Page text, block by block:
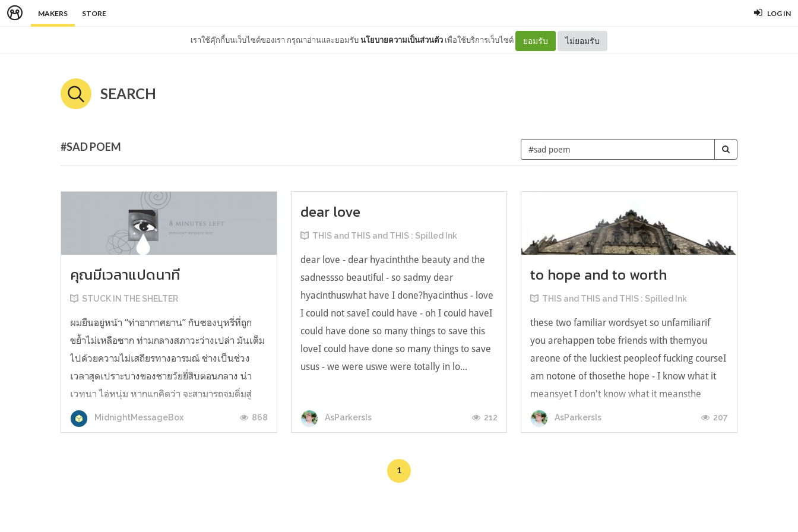
MAKERS STORE LOG IN
เราใช้คุ๊กกี้บนเว็บไซต์ของเรา กรุณาอ่านและยอมรับนโยบายความเป็นส่วนตัว เพื่อใช้บริการเว็บไซต์ ยอมรับ ไม่ยอมรับ
SEARCH
#SAD POEM
คุณมีเวลาแปดนาที
STUCK IN THE SHELTER
ผมยืนอยู่หน้า “ท่าอากาศยาน” กับซองบุหรี่ที่ถูก
ขย้ำไม่เหลือซาก ท่ามกลางสภาวะว่างเปล่า มันเต็ม
ไปด้วยความไม่เสถียรทางอารมณ์ ช่างเป็นช่วง
เวลาสุดเปราะบางของชายวัยยี่สิบตอนกลาง น่า
เวทนา ไอ่หนุ่ม หากแกคิดว่า จะสามารถจมดิ่มสู่
ความเวทนาสุดน่าสมเพชได้ทั้งวัน แกคิดผิดมหันต์
แล้ว แต่ก่อนที่จะจมดิ่งสู่ภวังค์ไปม...
MidnightMessageBox 868
dear love
THIS and THIS and THIS : Spilled Ink
dear love - dear hyacinththe beauty and the
sadnessso beautiful - so sadmy dear
hyacinthuswhat have I done?hyacinthus - love
I could not saveI could have - oh I could haveI
could have done so many things to save this
loveI could have done so many things to save
usus - we were uswe were totally in lo...
AsParkersIs 212
to hope and to worth
THIS and THIS and THIS : Spilled Ink
these two familiar wordsyet so unfamiliarif
you arehappen tobe friends with themyou
areone of the luckiest peopleof fucking courseI
am notone of thosethe hope - I know what it
meansyet I don't know what it meansthe
worth - I know this one toobut what exactly is
my worth?the hope - a four letter word...
AsParkersIs 207
1